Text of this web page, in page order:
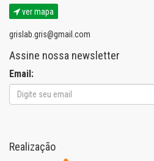
ver mapa
grislab.gris@gmail.com
Assine nossa newsletter
Email:
Realização